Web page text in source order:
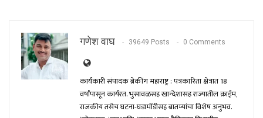
गणेश वाघ 39649 Posts 0 Comments
कार्यकारी संपादक ब्रेकींग महाराष्ट्र : पत्रकारिता क्षेत्रात 18
वर्षांपासून कार्यरत. भुसावळसह खान्देशासह राज्यातील क्राईम,
राजकीय तसेच घटना-घडामोंडीसह बातम्यांचा विशेष अनुभव.